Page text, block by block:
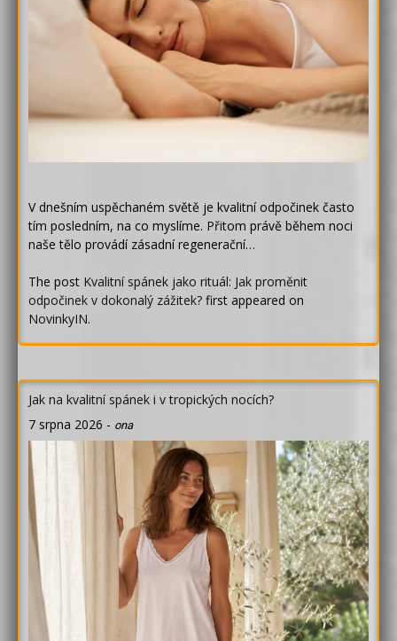
V dnešním uspěchaném světě je kvalitní odpočinek často
tím posledním, na co myslíme. Přitom právě během noci
naše tělo provádí zásadní regenerační…
The post Kvalitní spánek jako rituál: Jak proměnit
odpočinek v dokonalý zážitek? first appeared on
NovinkyIN.
Jak na kvalitní spánek i v tropických nocích?
7 srpna 2026 - ona